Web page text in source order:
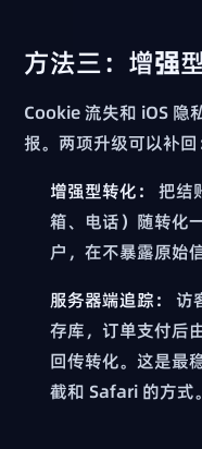
方法三：增强
Cookie 流失和 iOS 隐
报。两项升级可以补回
增强型转化：
把结
箱、电话）随转化
户，在不暴露原始
服务器端追踪：
访
存库，订单支付后
回传转化。这是最
截和 Safari 的方式。